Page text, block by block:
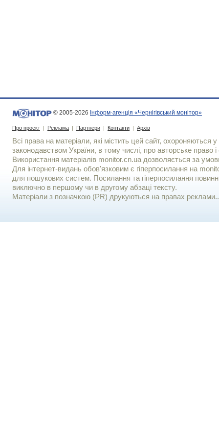
© 2005-2026 Інформ-агенція «Чернігівський монітор»
Про проект | Реклама | Партнери | Контакти | Архів
Всі права на матеріали, які містить цей сайт, охороняються у
законодавством України, в тому числі, про авторське право і
Використання матерiалiв monitor.cn.ua дозволяється за
Для iнтернет-видань обов'язковим є гiперпосилання на
для пошукових систем. Посилання та гіперпосилання
виключно в першому чи в другому абзаці тексту.
Матеріали з позначкою (PR) друкуються на правах реклами..